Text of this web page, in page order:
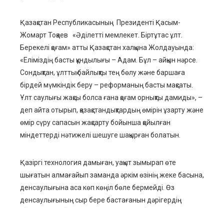
Қазақстан Республикасының Президенті Қасым-
Жомарт Тоқаев
«Әділетті мемлекет. Біртұтас ұлт.
Берекелі қоғам» атты Қазақстан халқына Жолдауында:
«Еліміздің басты құндылығы – Адам. Бұл – айқын нәрсе.
Сондықтан, ұлттық байлықты тең бөлу және баршаға
бірдей мүмкіндік беру – реформаның басты мақсаты.
Ұлт саулығы жақсы болса ғана қоғам орнықты дамиды», –
деп айта отырып, қазақстандықтардың өмірін ұзарту және
өмір сүру сапасын жақсарту бойынша қойылған
міндеттерді нәтижелі шешуге шақырған болатын.
Қазіргі технология дамыған, уақыт зымырап өте
шығатын алмағайып замандаәркім өзініңжеке басына,
денсаулығына аса көп көңіл бөле бермейді. Өз
денсаулығының сыр бере бастағанын дәрігердің